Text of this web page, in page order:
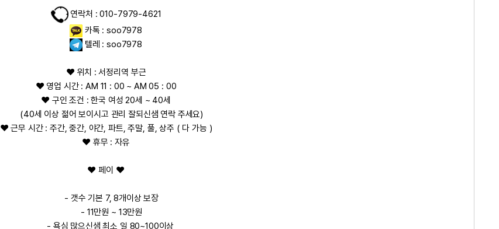
연락처 : 010-7979-4621
카톡 : soo7978
텔레 : soo7978
❤️ 위치 : 서정리역 부근
❤️ 영업 시간 : AM 11 : 00 ~ AM 05 : 00
❤️ 구인 조건 : 한국 여성 20세 ~ 40세
(40세 이상 젊어 보이시고 관리 잘되신샘 연락 주세요)
❤️ 근무 시간 : 주간, 중간, 야간, 파트, 주말, 풀, 상주 ( 다 가능 )
❤️ 휴무 : 자유
❤️ 페이 ❤️
- 갯수 기본 7, 8개이상 보장
- 11만원 ~ 13만원
- 욕심 많으신샘 최소 일 80~100이상